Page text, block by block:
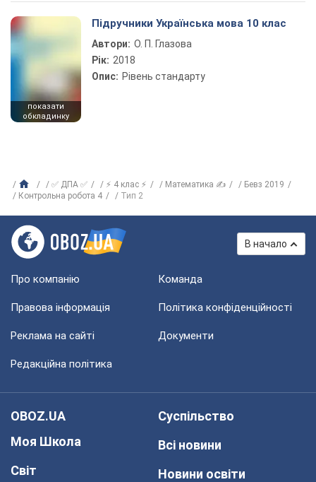
показати
обкладинку
Підручники Українська мова 10 клас
Автори: О. П. Глазова
Рік: 2018
Опис: Рівень стандарту
✅ ДПА ✅ ⚡ 4 клас ⚡ Математика ✍
Бевз 2019
Контрольна робота 4
Тип 2
В начало
Про компанію Команда
Правова інформація Політика конфіденційності
Реклама на сайті Документи
Редакційна політика
OBOZ.UA
Моя Школа
Світ
Суспільство
Всі новини
Новини освіти